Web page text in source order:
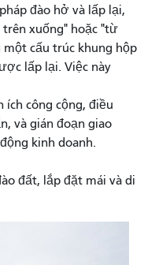
đào hở và lấp lại,
xuống" hoặc "từ
cấu trúc khung hộp
lấp lại. Việc này
ích công cộng, điều
và gián đoạn giao
kinh doanh.
đất, lắp đặt mái và di